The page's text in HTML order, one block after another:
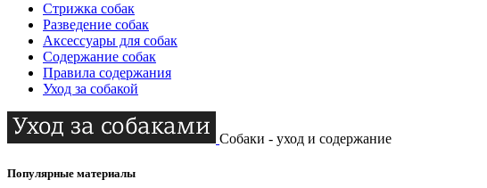
Стрижка собак
Разведение собак
Аксессуары для собак
Содержание собак
Правила содержания
Уход за собакой
Собаки - уход и содержание
Популярные материалы